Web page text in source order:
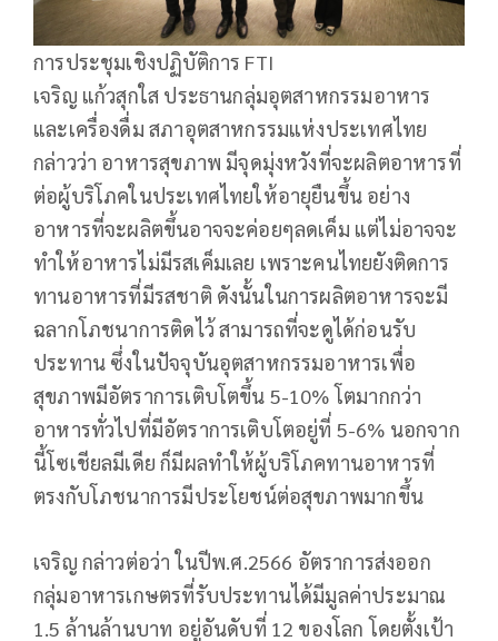
การประชุมเชิงปฏิบัติการ FTI
เจริญ แก้วสุกใส ประธานกลุ่มอุตสาหกรรมอาหาร
และเครื่องดื่ม สภาอุตสาหกรรมแห่งประเทศไทย
กล่าวว่า อาหารสุขภาพ มีจุดมุ่งหวังที่จะผลิตอาหารที่
ต่อผู้บริโภคในประเทศไทยให้อายุยืนขึ้น อย่าง
อาหารที่จะผลิตขึ้นอาจจะค่อยๆลดเค็ม แต่ไม่อาจจะ
ทำให้อาหารไม่มีรสเค็มเลย เพราะคนไทยยังติดการ
ทานอาหารที่มีรสชาติ ดังนั้นในการผลิตอาหารจะมี
ฉลากโภชนาการติดไว้ สามารถที่จะดูได้ก่อนรับ
ประทาน ซึ่งในปัจจุบันอุตสาหกรรมอาหารเพื่อ
สุขภาพมีอัตราการเติบโตขึ้น 5-10% โตมากกว่า
อาหารทั่วไปที่มีอัตราการเติบโตอยู่ที่ 5-6% นอกจาก
นี้โซเชียลมีเดีย ก็มีผลทำให้ผู้บริโภคทานอาหารที่
ตรงกับโภชนาการมีประโยชน์ต่อสุขภาพมากขึ้น
เจริญ กล่าวต่อว่า ในปีพ.ศ.2566 อัตราการส่งออก
กลุ่มอาหารเกษตรที่รับประทานได้มีมูลค่าประมาณ
1.5 ล้านล้านบาท อยู่อันดับที่ 12 ของโลก โดยตั้งเป้า